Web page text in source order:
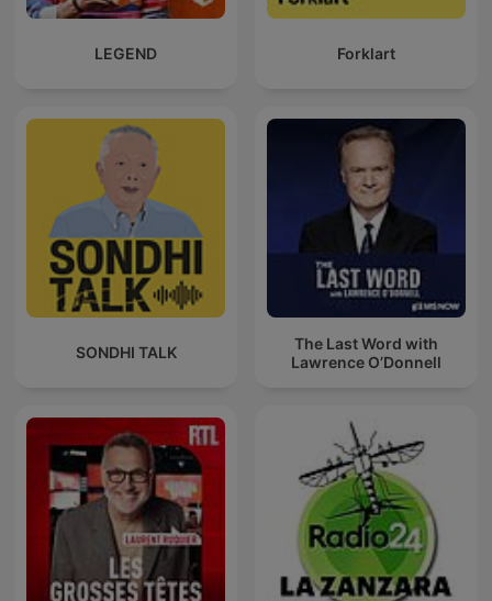
LEGEND Forklart
SONDHI TALK
The Last Word with
Lawrence O’Donnell